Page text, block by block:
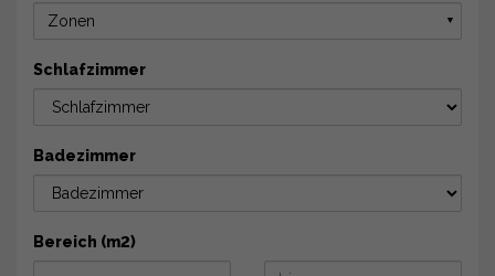
Zonen ▼
Schlafzimmer
Badezimmer
Bereich (m2)